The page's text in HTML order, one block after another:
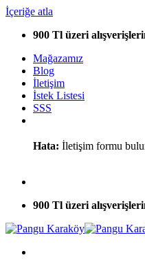
İçeriğe atla
900 Tl üzeri
Mağazamız
Blog
İletişim
İstek Listesi
SSS
Hata: İletişim formu
900 Tl üzeri